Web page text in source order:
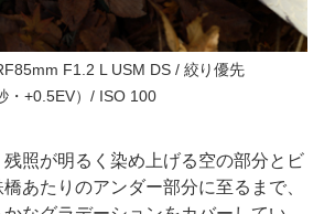
F1.2 L USM DS / 絞り優先
・+0.5EV）/ ISO 100
残照が明るく染め上げる空の部分とビ
あたりのアンダー部分に至るまで、